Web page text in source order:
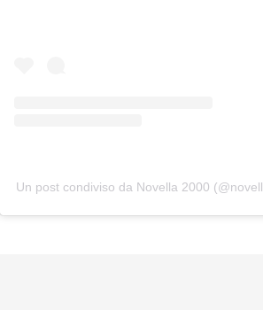
Un post condiviso da Novella 2000